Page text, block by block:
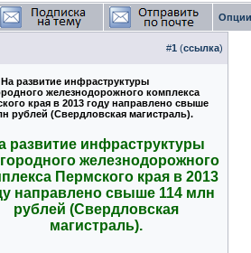
#1 (ссылка)
На развитие инфраструктуры
железнодорожного комплекса
края в 2013 году направлено свыше
рублей (Свердловская магистраль).
развитие инфраструктуры
железнодорожного
Пермского края в 2013
направлено свыше 114 млн
рублей (Свердловская
магистраль).